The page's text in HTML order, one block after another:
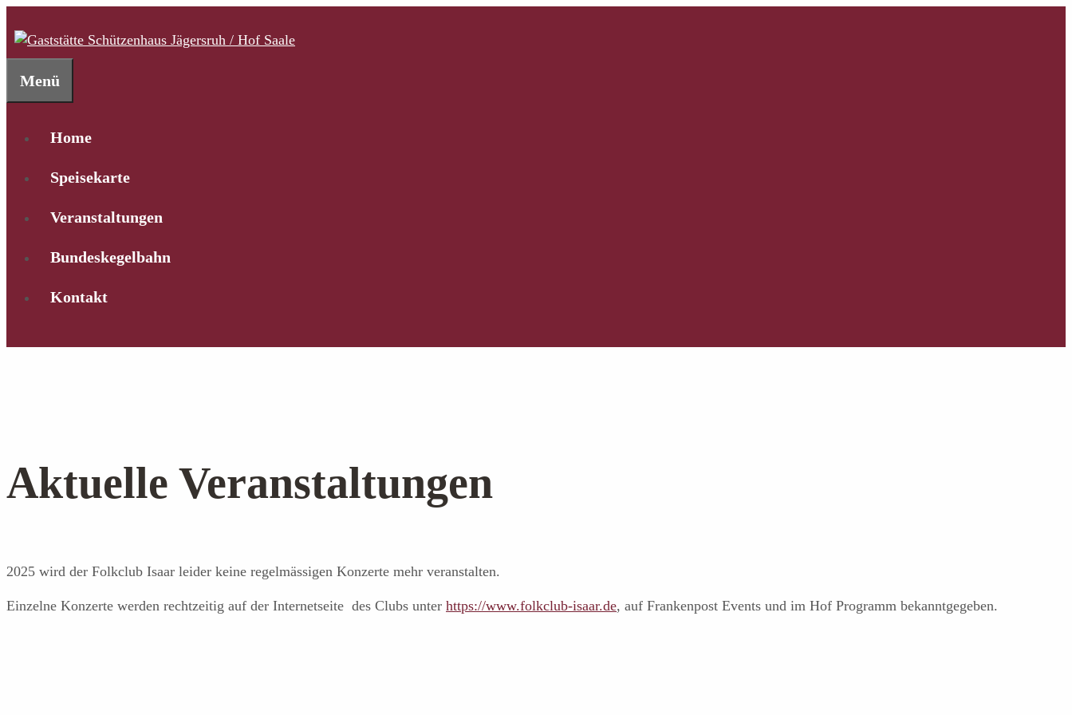
Inhalt
springen
Menü
Home
Speisekarte
Veranstaltungen
Bundeskegelbahn
Kontakt
Aktuelle Veranstaltungen
2025 wird der Folkclub Isaar leider keine regelmässigen Konzerte mehr veranstalten.
Einzelne Konzerte werden rechtzeitig auf der Internetseite des Clubs unter https://www.folkclub-isaar.de, auf Frankenpost Events und im Hof Programm bekanntgegeben.